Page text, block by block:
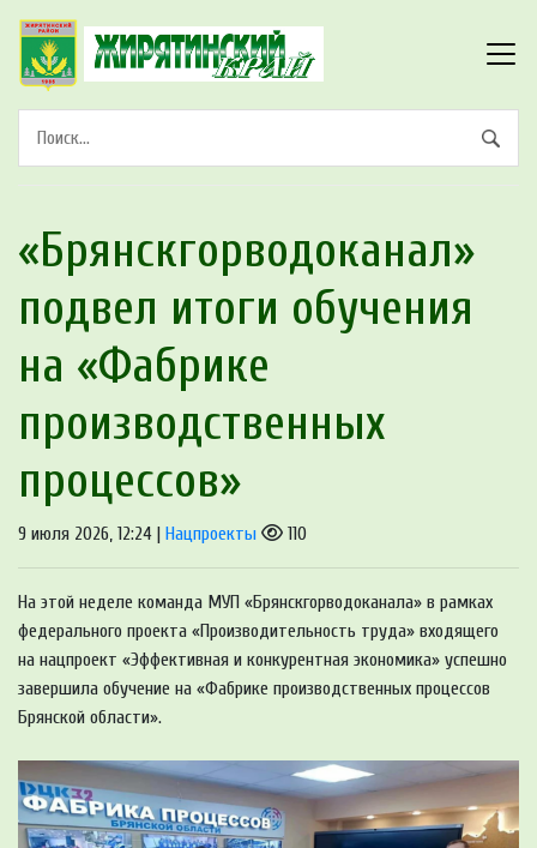
«Брянскгорводоканал»
подвел итоги обучения
на «Фабрике
производственных
процессов»
9 июля 2026, 12:24 | Нацпроекты 110
На этой неделе команда МУП «Брянскгорводоканала» в рамках
федерального проекта «Производительность труда» входящего
на нацпроект «Эффективная и конкурентная экономика» успешно
завершила обучение на «Фабрике производственных процессов
Брянской области».